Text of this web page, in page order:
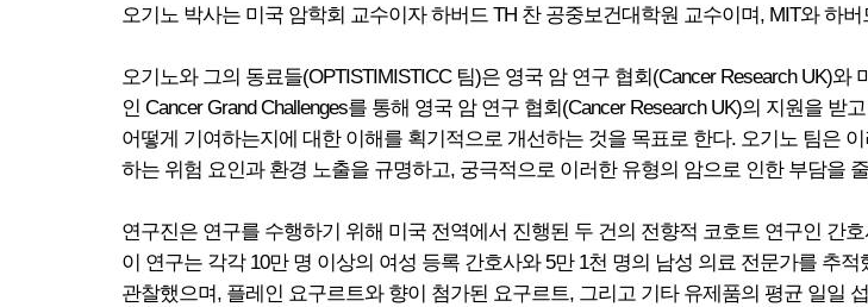
오기노 박사는 미국 암학회 교수이자 하버드 TH 찬 공중보건대학원 교수이며, MIT와 하
오기노와 그의 동료들(OPTISTIMISTICC 팀)은 영국 암 연구 협회(Cancer Research UK)
인 Cancer Grand Challenges를 통해 영국 암 연구 협회(Cancer Research UK)의 지원을
어떻게 기여하는지에 대한 이해를 획기적으로 개선하는 것을 목표로 한다. 오기노 팀은
하는 위험 요인과 환경 노출을 규명하고, 궁극적으로 이러한 유형의 암으로 인한 부담을
연구진은 연구를 수행하기 위해 미국 전역에서 진행된 두 건의 전향적 코호트 연구인 간
이 연구는 각각 10만 명 이상의 여성 등록 간호사와 5만 1천 명의 남성 의료 전문가를 추
관찰했으며, 플레인 요구르트와 향이 첨가된 요구르트, 그리고 기타 유제품의 평균 일일